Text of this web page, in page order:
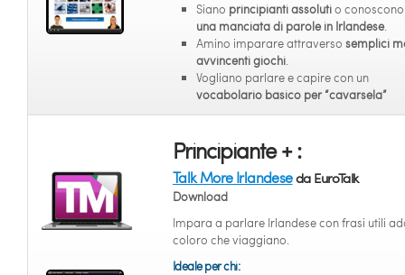
Siano principianti assolutio
una manciata di parole in Irlandese.
Amino imparare attraverso semplici
avvincenti giochi.
Vogliano parlare e capire con un
vocabolario basico per “cavarsela”
Principiante + :
Talk More Irlandeseda EuroTalk
Download
Impara a parlare Irlandese con frasi utili
coloro che viaggiano.
Ideale per chi: